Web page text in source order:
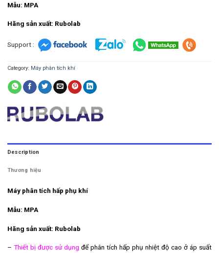
Mẫu: MPA
Hãng sản xuất: Rubolab
Support :
Category: Máy phân tích khí
Description
Thương hiệu
Máy phân tích hấp phụ khí
Mẫu: MPA
Hãng sản xuất: Rubolab
– Thiết bị được sử dụng để phân tích hấp phụ nhiệt độ cao ở áp suất